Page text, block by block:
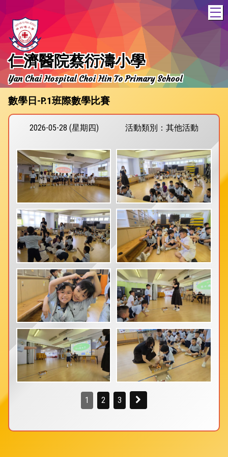
仁濟醫院蔡衍濤小學
Yan Chai Hospital Choi Hin To Primary School
數學日-P.1班際數學比賽
2026-05-28 (星期四) 活動類別：其他活動
1 2 3